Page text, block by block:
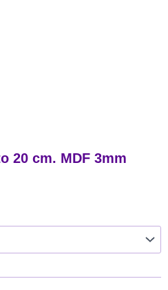
20 cm. MDF 3mm